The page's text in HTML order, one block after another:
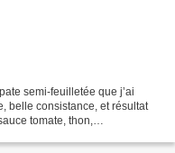
semi-feuilletée que j’ai
belle consistance, et résultat
tomate, thon,